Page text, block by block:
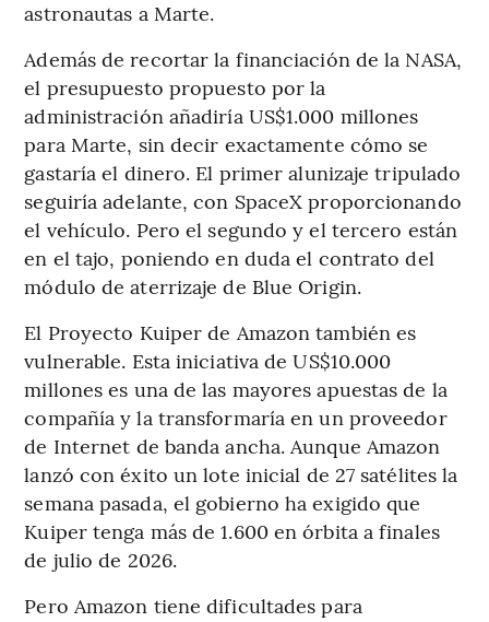
astronautas a Marte.
Además de recortar la financiación de la NASA,
el presupuesto propuesto por la
administración añadiría US$1.000 millones
para Marte, sin decir exactamente cómo se
gastaría el dinero. El primer alunizaje tripulado
seguiría adelante, con SpaceX proporcionando
el vehículo. Pero el segundo y el tercero están
en el tajo, poniendo en duda el contrato del
módulo de aterrizaje de Blue Origin.
El Proyecto Kuiper de Amazon también es
vulnerable. Esta iniciativa de US$10.000
millones es una de las mayores apuestas de la
compañía y la transformaría en un proveedor
de Internet de banda ancha. Aunque Amazon
lanzó con éxito un lote inicial de 27 satélites la
semana pasada, el gobierno ha exigido que
Kuiper tenga más de 1.600 en órbita a finales
de julio de 2026.
Pero Amazon tiene dificultades para